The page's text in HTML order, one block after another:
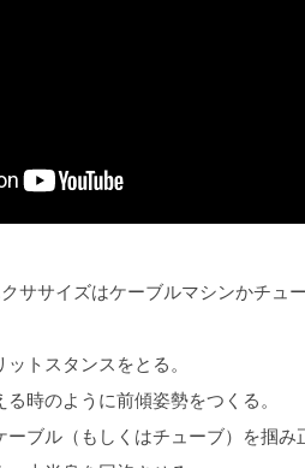
クササイズはケーブルマシンかチュ
トスタンスをとる。
る時のように前傾姿勢をつくる。
ーブル（もしくはチューブ）を掴み